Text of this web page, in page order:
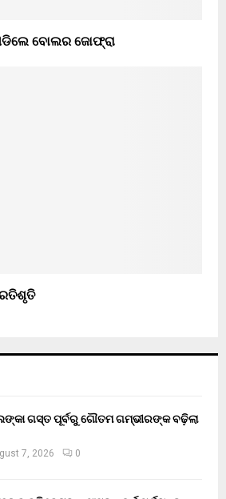
ବୋଲର ଜୋଫ୍ରା
ଗସ୍ତ ପୂର୍ବରୁ ଗୌତମ ଗମ୍ଭୀରଙ୍କ ବଢ଼ିଲା
7, 2026 0